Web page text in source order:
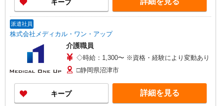
年始手当：380円/時 賞与年2回（6月・12月） 昇
給年1回（4月） 特別報酬：平均26.6万円（最高額
は試用期間中(3ヶ月)は支給なし
キープ
派遣社員
株式会社メディカル・ワン・アップ
介護職員
◇時給：1,300〜 ※資格・経験により変動あり
□静岡県沼津市
キープ 詳細を見る